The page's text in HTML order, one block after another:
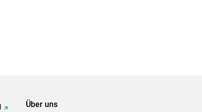
Über uns